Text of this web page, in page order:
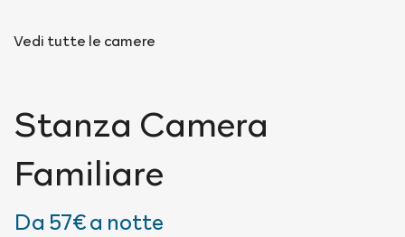
Vedi tutte le camere
Stanza Camera
Familiare
Da 57€a notte